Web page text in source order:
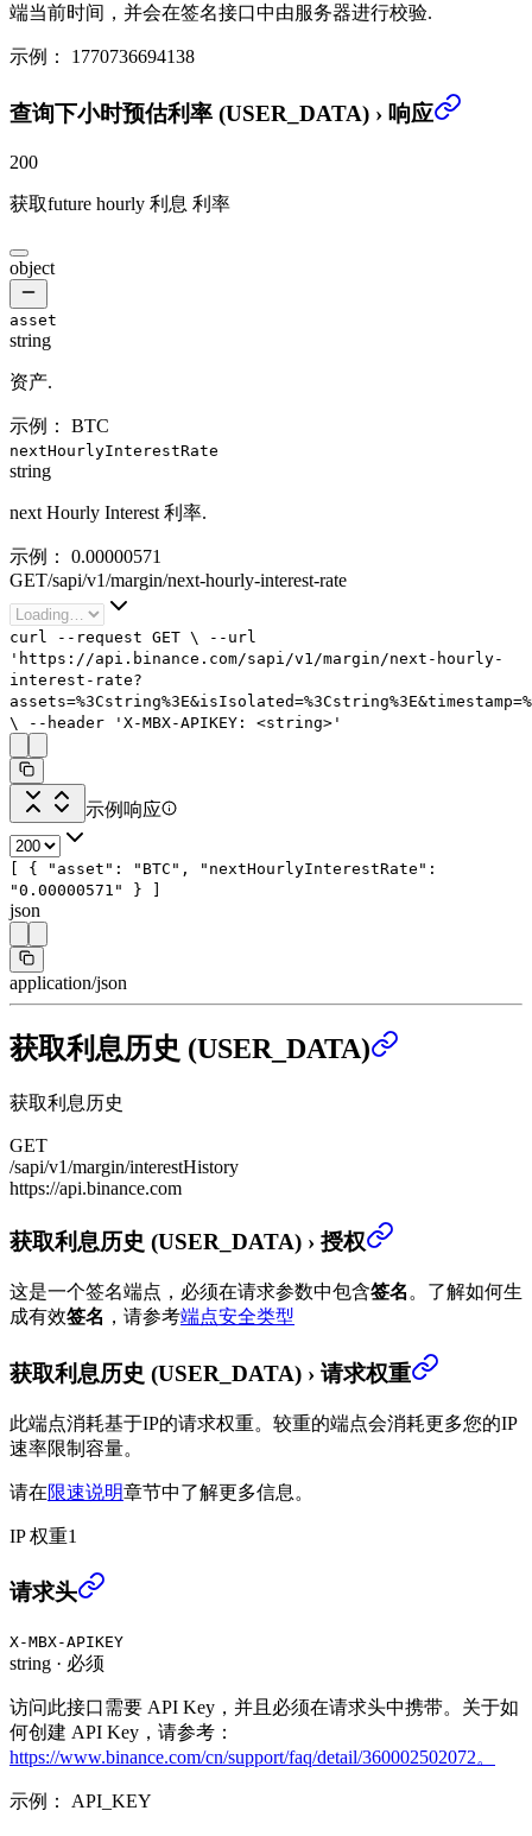
端当前时间，并会在签名接口中由服务器进行校验.
示例： 1770736694138
查询下小时预估利率 (USER_DATA) › 响应
200
获取future hourly 利息 利率
object
asset
string
资产.
示例： BTC
nextHourlyInterestRate
string
next Hourly Interest 利率.
示例：
0.00000571
GET/sapi/v1/margin/next-hourly-interest-rate
curl --request GET \
--url
'https://api.binance.com/sapi/v1/margin/next-hourly-
interest-rate?
\
--header 'X-MBX-APIKEY: <string>'
示例响应
{ "asset" : "BTC" , "nextHourlyInterestRate" :
"0.00000571"
}
json
application/json
获取利息历史 (USER_DATA)
获取利息历史
GET
/sapi/v1/margin/interestHistory
https://api.binance.com
获取利息历史 (USER_DATA) › 授权
这是一个签名端点，必须在请求参数中包含签名 。 了解如何生
成有效签名 ，请参考端点安全类型
获取利息历史 (USER_DATA) › 请求权重
此端点消耗基于IP的请求权重。较重的端点会消耗更多您的IP
速率限制容量。
请在限速说明章节中了解更多信息。
IP 权重1
获取利息历史 (USER_DATA)
请求头
X-MBX-APIKEY
string · 必须
访问此接口需要 API Key，并且必须在请求头中携带。关于如
何创建 API Key，请参考：
https://www.binance.com/cn/support/faq/detail/360002502072。
示例： API_KEY